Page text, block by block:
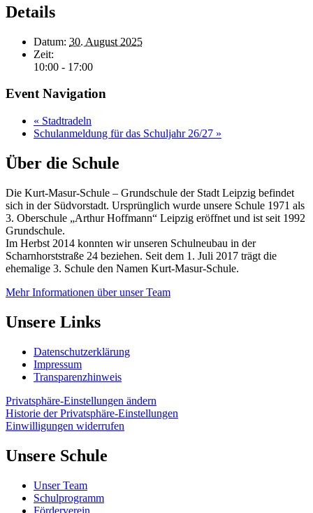
Details
Datum: 30. August 2025
Zeit:
10:00 - 17:00
Event Navigation
« Stadtradeln
Schulanmeldung für das Schuljahr 26/27 »
Über die Schule
Die Kurt-Masur-Schule – Grundschule der Stadt Leipzig befindet
sich in der Südvorstadt. Ursprünglich wurde unsere Schule 1971 als
3. Oberschule „Arthur Hoffmann“ Leipzig eröffnet und ist seit 1992
Grundschule.
Im Herbst 2014 konnten wir unseren Schulneubau in der
Scharnhorststraße 24 beziehen. Seit dem 1. Juli 2017 trägt die
ehemalige 3. Schule den Namen Kurt-Masur-Schule.
Mehr Informationen über unser Team
Unsere Links
Datenschutzerklärung
Impressum
Transparenzhinweis
Privatsphäre-Einstellungen ändern
Historie der Privatsphäre-Einstellungen
Einwilligungen widerrufen
Unsere Schule
Unser Team
Schulprogramm
Förderverein